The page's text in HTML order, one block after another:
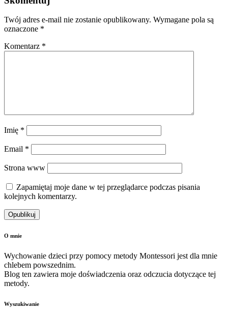
Twój adres e-mail nie zostanie opublikowany. Wymagane pola są
oznaczone *
Komentarz *
Imię *
Email *
Strona www
Zapamiętaj moje dane w tej przeglądarce podczas pisania
kolejnych komentarzy.
O mnie
Wychowanie dzieci przy pomocy metody Montessori jest dla mnie
chlebem powszednim.
Blog ten zawiera moje doświadczenia oraz odczucia dotyczące tej
metody.
Wyszukiwanie